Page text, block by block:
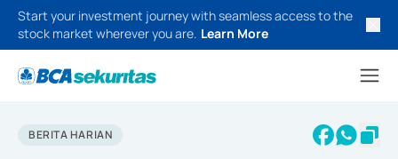
Start your investment journey with seamless access to the
stock market wherever you are. Learn More
BERITA HARIAN